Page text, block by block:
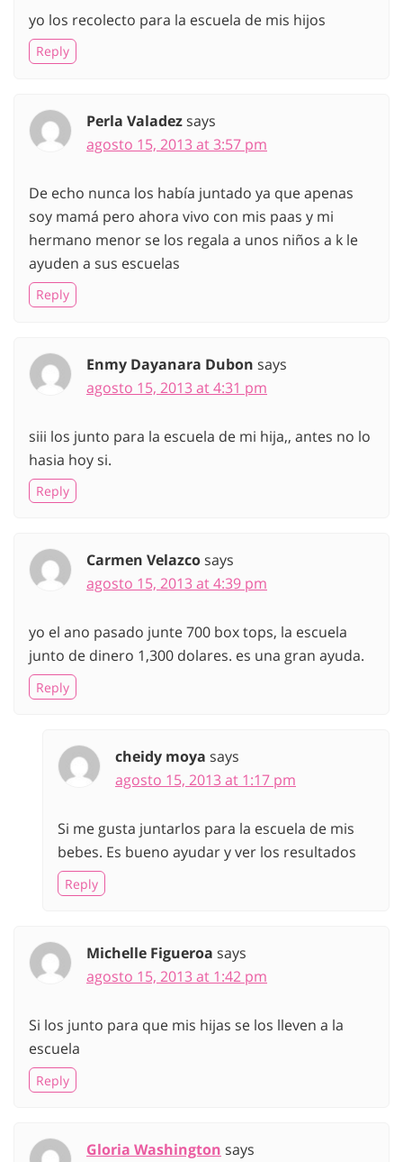
yo los recolecto para la escuela de mis hijos
Reply
Perla Valadezsays
agosto 15, 2013 at 3:57 pm
De echo nunca los había juntado ya que apenas
soy mamá pero ahora vivo con mis paas y mi
hermano menor se los regala a unos niños a k le
ayuden a sus escuelas
Reply
Enmy Dayanara Dubon says
agosto 15, 2013 at 4:31 pm
siii los junto para la escuela de mi hija,, antes no lo
hasia hoy si.
Reply
Carmen Velazcosays
agosto 15, 2013 at 4:39 pm
yo el ano pasado junte 700 box tops, la escuela
junto de dinero 1,300 dolares. es una gran ayuda.
Reply
cheidy moya says
agosto 15, 2013 at 1:17 pm
Si me gusta juntarlos para la escuela de mis
bebes. Es bueno ayudar y ver los resultados
Reply
Michelle Figueroa says
agosto 15, 2013 at 1:42 pm
Si los junto para que mis hijas se los lleven a la
escuela
Reply
Gloria Washington says